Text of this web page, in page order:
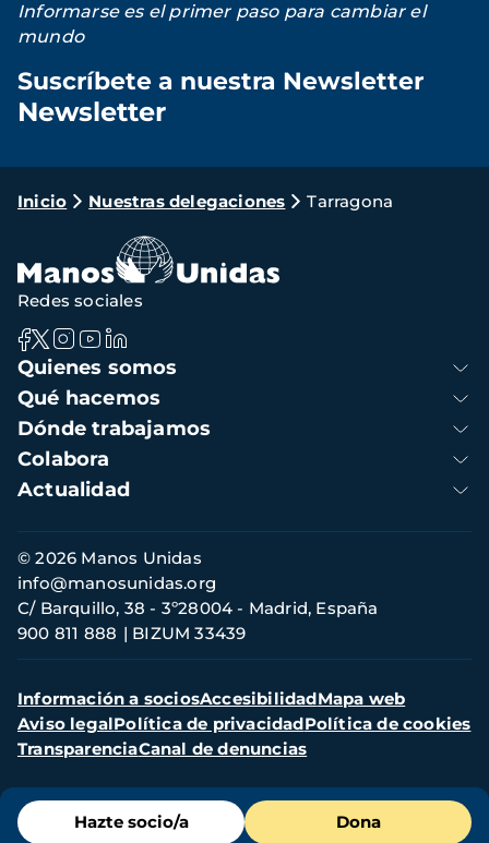
Informarse es el primer paso para cambiar el
mundo
Suscríbete a nuestra Newsletter
Newsletter
Ruta
navegación
Inicio Nuestras delegaciones Tarragona
Menú
de
Hazte socio/a Dona
Navegación
principal
Quienes somos
Qué hacemos
Dónde trabajamos
Colabora
Actualidad
Redes sociales
Información
de
contacto
© 2026 Manos Unidas
C/ Barquillo, 38 - 3º28004 - Madrid, España
900 811 888
BIZUM 33439
info@manosunidas.org
Menú
secundario
Información a sociosAccesibilidadMapa web
Aviso legalPolítica de privacidadPolítica de cookies
TransparenciaCanal de denuncias